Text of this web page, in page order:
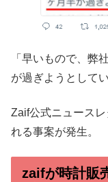
「早いもので、弊
が過ぎようとしてい
Zaif公式ニュース
れる事案が発生。
zaifが時計販